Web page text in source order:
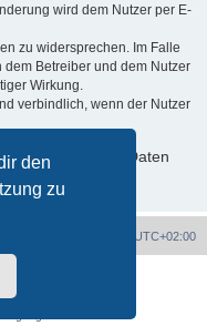
den
zu
wird dem Nutzer per E-
zu widersprechen. Im Falle
Betreiber und dem Nutzer
Wirkung.
verbindlich, wenn der Nutzer
persönlichen Daten
UTC+02:00
© phpBB Limited
phpBB.de